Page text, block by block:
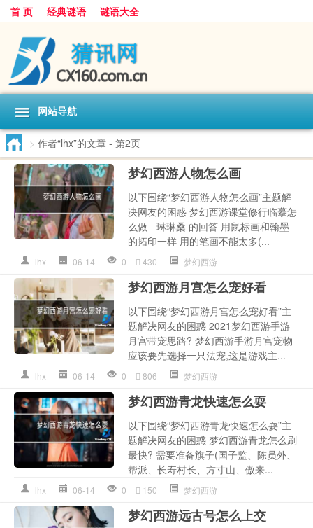
首 页 经典谜语 谜语大全
网站导航
> 作者“lhx”的文章 - 第2页
梦幻西游人物怎么画
以下围绕“梦幻西游人物怎么画”主题解
决网友的困惑 梦幻西游课堂修行临摹怎
么做 - 琳琳桑 的回答 用鼠标画和翰墨
的拓印一样 用的笔画不能太多(...
lhx 06-14 0 430 梦幻西游
梦幻西游月宫怎么宠好看
以下围绕“梦幻西游月宫怎么宠好看”主
题解决网友的困惑 2021梦幻西游手游
月宫带宠思路? 梦幻西游手游月宫宠物
应该要先选择一只法宠,这是游戏主...
lhx 06-14 0 806 梦幻西游
梦幻西游青龙快速怎么耍
以下围绕“梦幻西游青龙快速怎么耍”主
题解决网友的困惑 梦幻西游青龙怎么刷
最快? 需要准备旗子(国子监、陈员外、
帮派、长寿村长、方寸山、傲来...
lhx 06-14 0 150 梦幻西游
梦幻西游远古号怎么上交